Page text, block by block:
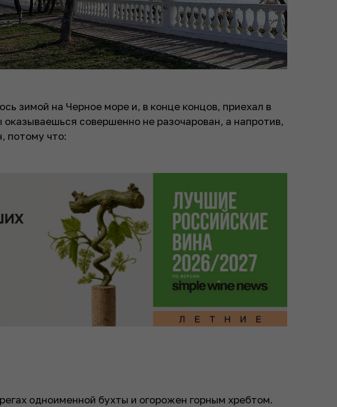
зимой на Черное море и, в конце концов, приехал в
оказываешься совершенно не разочарован, а напротив,
потому что:
одноименной бухты и огорожен горным хребтом.